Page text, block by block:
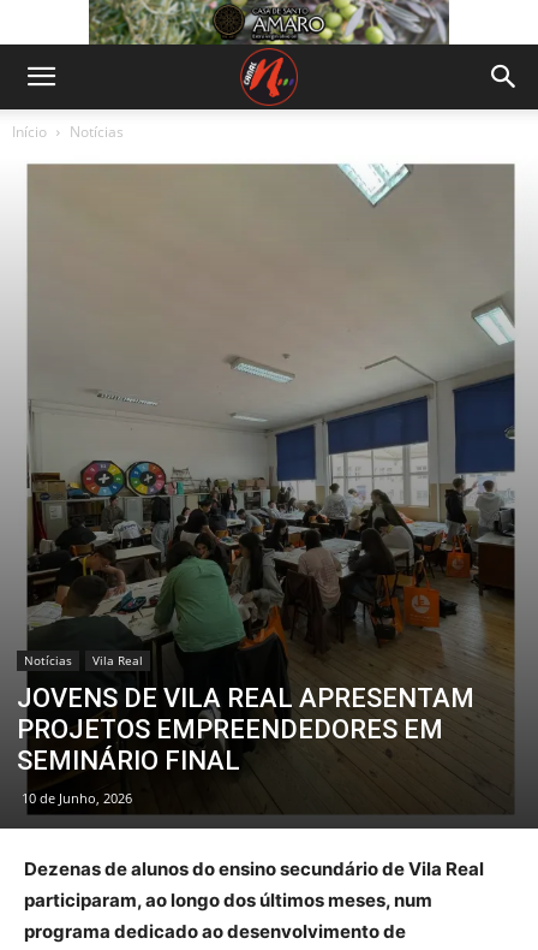
Início Notícias
Notícias Vila Real
JOVENS DE VILA REAL APRESENTAM
PROJETOS EMPREENDEDORES EM
SEMINÁRIO FINAL
10 de Junho, 2026
Dezenas de alunos do ensino secundário de Vila Real
participaram, ao longo dos últimos meses, num
programa dedicado ao desenvolvimento de